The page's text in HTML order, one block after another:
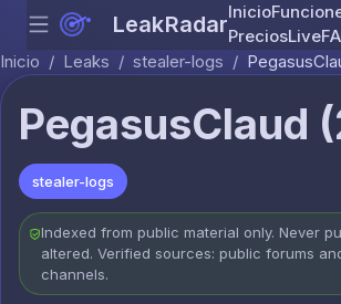
Skip to
Menu LeakRadarInicio
PreciosLive
Inicio / Leaks / stealer-logs /
PegasusClaud
stealer-logs
Indexed from public material only. Never
altered. Verified sources: public forums
channels.